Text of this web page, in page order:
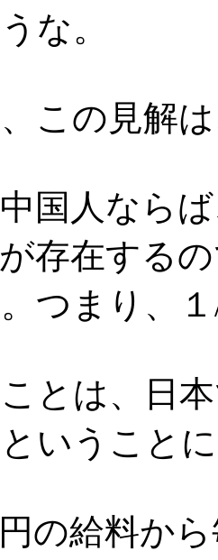
な。
この見解は
国人ならば
存在するの
つまり、
とは、日本
いうこと
の給料から